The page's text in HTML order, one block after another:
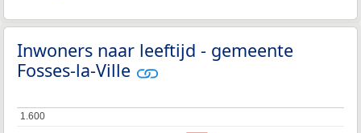
Inwoners naar leeftijd - gemeente
Fosses-la-Ville
1.600
1.600